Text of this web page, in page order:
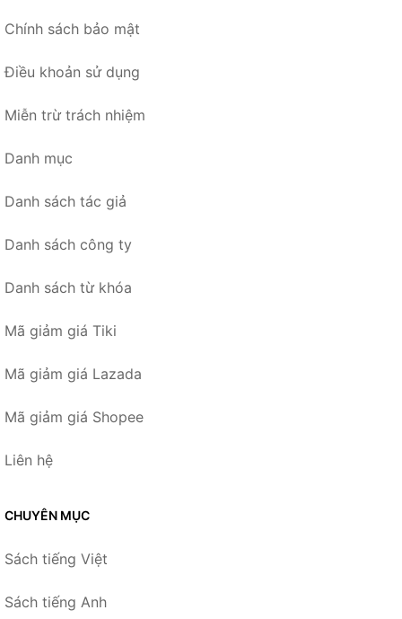
Chính sách bảo mật
Điều khoản sử dụng
Miễn trừ trách nhiệm
Danh mục
Danh sách tác giả
Danh sách công ty
Danh sách từ khóa
Mã giảm giá Tiki
Mã giảm giá Lazada
Mã giảm giá Shopee
Liên hệ
CHUYÊN MỤC
Sách tiếng Việt
Sách tiếng Anh